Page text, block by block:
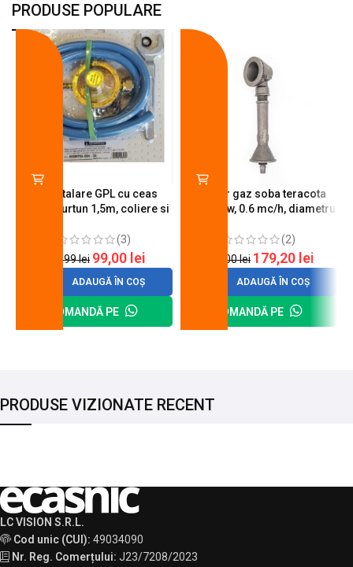
PRODUSE POPULARE
Kit instalare GPL cu ceas
butelie, furtun 1,5m, coliere si
(3)
120,99lei 99,00 lei
ADAUGĂ ÎN COȘ
COMANDĂ PE
Arzator gaz soba teracota
A600, 6 kw, 0.6 mc/h, diametru
(2)
200,00lei 179,20 lei
ADAUGĂ ÎN COȘ
COMANDĂ PE
PRODUSE VIZIONATE RECENT
LC VISION S.R.L.
Cod unic (CUI): 49034090
Nr. Reg. Comerțului: J23/7208/2023